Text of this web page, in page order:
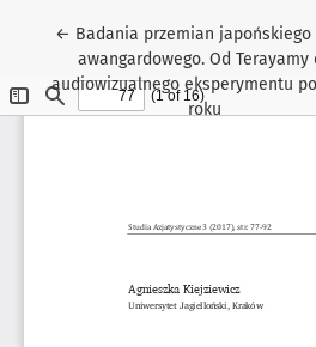
← Wróć do szczegółów artykułu
Badania przemian japońskiego
awangardowego. Od Terayamy
audiowizualnego eksperymentu
roku